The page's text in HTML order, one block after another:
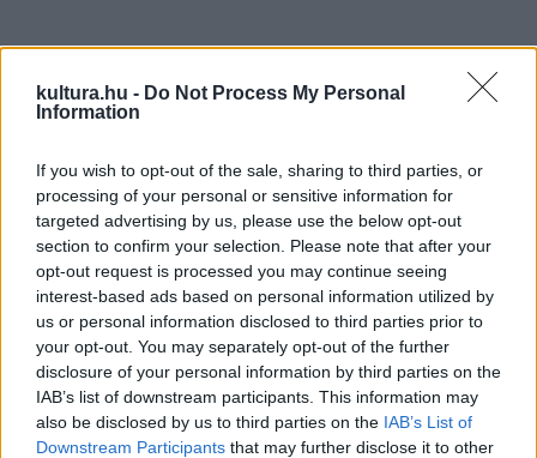
kultura.hu - Do Not Process My Personal
Information
If you wish to opt-out of the sale, sharing to third parties, or
processing of your personal or sensitive information for
targeted advertising by us, please use the below opt-out
section to confirm your selection. Please note that after your
opt-out request is processed you may continue seeing
interest-based ads based on personal information utilized by
us or personal information disclosed to third parties prior to
your opt-out. You may separately opt-out of the further
disclosure of your personal information by third parties on the
IAB’s list of downstream participants. This information may
also be disclosed by us to third parties on the IAB’s List of
Downstream Participants that may further disclose it to other
Fazekas Sándor méltatta az 1100 éves magyar
Lovasnapokat, amely nélkül a magyar lovasélet szegényebb,
hiányosabb lenne. Fontosnak nevezte, hogy megbecsüljük
azt az örökséget, ami már a világörökség része is, amely
ízig-vérig magyar és egy szóban kifejezhető: Hortobágy.
Papp László, Debrecen polgármestere köszöntőjében
emlékeztetett rá: a puszta a város egykori birtokaként
megélhetést biztosított a debreceni cíviseknek. Debrecen